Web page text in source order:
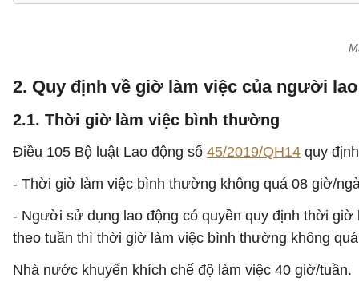
2. Quy định về giờ làm việc của người
2.1. Thời giờ làm việc bình thường
Điều 105 Bộ luật Lao động số 45/2019/QH14 quy
- Thời giờ làm việc bình thường không quá 08 giờ/
- Người sử dụng lao động có quyền quy định thời
theo tuần thì thời giờ làm việc bình thường không
Nhà nước khuyến khích chế độ làm việc 40 giờ/tuần.